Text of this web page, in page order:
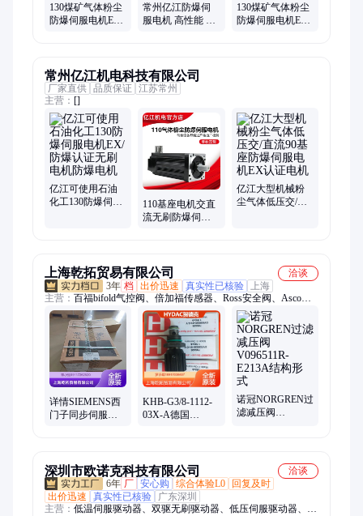
130煤矿气体粉尘
防爆伺服电机EX
常州亿江防爆伺
服电机 高性能 应
130煤矿气体粉尘
防爆伺服电机EX
常州亿江机电科技有限公司
厂家直供 品质保证 江苏常州
主营： []
亿江可使用石油
化工130防爆伺服
110基座电机交直
流无刷防爆伺服
亿江大型机械粉
尘气体低压交/直
上海乾拓贸易有限公司
洽谈
3年 档 出价迅速 真实性已核验
上海
主营： 百福bifold气控阀、倍加福传感器、Ross安全阀、Asco防
爆电磁阀、NSK、山武行程开关、海德汉编码器、Aventics气
缸、三菱、德国E H、富士温控器、施克sick传感器、Rck温控
器、德国劳易测leuze、丹佛斯、堡盟baumer编码器、万福乐液压
阀、威格士溢流阀、穆格moog伺服阀
详情SIEMENS西
门子同步伺服电
KHB-G3/8-1112-
03X-A德国
诺冠NORGREN过
滤减压阀
深圳市欧诺克科技有限公司
洽谈
6年 厂 安心购 综合体验L0
回复及时
出价迅速
真实性已核验
广东深圳
主营： 低温伺服驱动器、双驱无刷驱动器、低压伺服驱动器、直